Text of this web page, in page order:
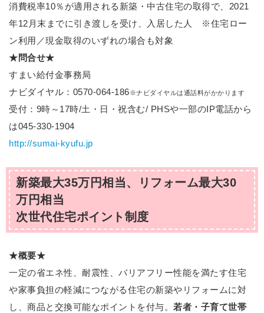
消費税率10％が適用される新築・中古住宅の取得で、2021
年12月末までに引き渡しを受け、入居した人 ※住宅ロー
ン利用／現金取得のいずれの場合も対象
★問合せ★
すまい給付金事務局
ナビダイヤル：0570-064-186※ナビダイヤルは通話料がかかります
受付：9時～17時/土・日・祝含む/ PHSや一部のIP電話から
は045-330-1904
http://sumai-kyufu.jp
新築最大35万円相当、リフォーム最大30
万円相当
次世代住宅ポイント制度
★概要★
一定の省エネ性、耐震性、バリアフリー性能を満たす住宅
や家事負担の軽減につながる住宅の新築やリフォームに対
し、商品と交換可能なポイントを付与。 若者・子育て世帯